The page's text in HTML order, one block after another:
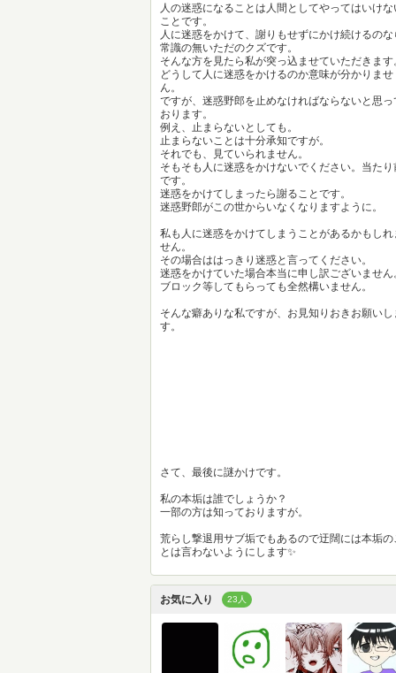
人の迷惑になることは人間としてやってはいけな
ことです。
人に迷惑をかけて、謝りもせずにかけ続けるのな
常識の無いただのクズです。
そんな方を見たら私が突っ込ませていただきます
どうして人に迷惑をかけるのか意味が分かりませ
ん。
ですが、迷惑野郎を止めなければならないと思っ
おります。
例え、止まらないとしても。
止まらないことは十分承知ですが。
それでも、見ていられません。
そもそも人に迷惑をかけないでください。当たり
です。
迷惑をかけてしまったら謝ることです。
迷惑野郎がこの世からいなくなりますように。
私も人に迷惑をかけてしまうことがあるかもしれ
せん。
その場合ははっきり迷惑と言ってください。
迷惑をかけていた場合本当に申し訳ございません
ブロック等してもらっても全然構いません。
そんな癖ありな私ですが、お見知りおきお願いし
す。
さて、最後に謎かけです。
私の本垢は誰でしょうか？
一部の方は知っておりますが。
荒らし撃退用サブ垢でもあるので迂闊には本垢の
とは言わないようにします✨
お気に入り 23人